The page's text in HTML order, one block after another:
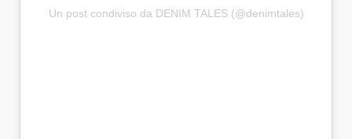
Un post condiviso da DENIM TALES (@denimtales)